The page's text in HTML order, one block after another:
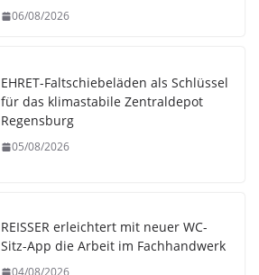
06/08/2026
EHRET-Faltschiebeläden als Schlüssel
für das klimastabile Zentraldepot
Regensburg
05/08/2026
REISSER erleichtert mit neuer WC-
Sitz-App die Arbeit im Fachhandwerk